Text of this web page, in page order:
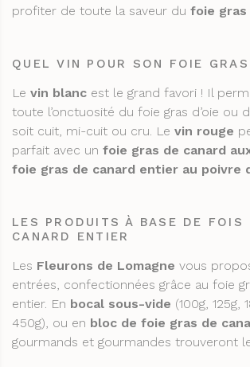
profiter de toute la saveur du foie gras
QUEL VIN POUR SON FOIE
Le vin blanc est le grand favori ! Il
toute l’onctuosité du foie gras d’oie ou
soit cuit, mi-cuit ou cru. Le vin rouge
parfait avec un foie gras de canard
foie gras de canard entier au poivre
LES PRODUITS À BASE DE FOIS
CANARD ENTIER
Les Fleurons de Lomagne vous
entrées, confectionnées grâce au foie
entier. En bocal sous-vide (100g, 125g,
450g), ou en bloc de foie gras de
gourmands et gourmandes trouveront